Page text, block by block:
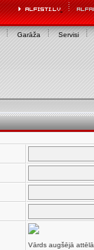
Garāža Servisi
Vārds augšējā